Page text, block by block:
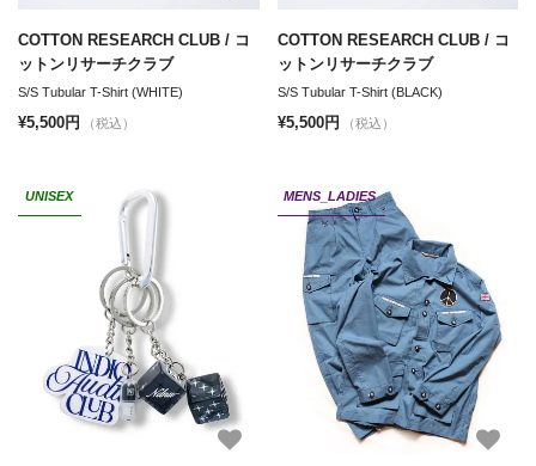
COTTON RESEARCH CLUB / コ
ットンリサーチクラブ
S/S Tubular T-Shirt (WHITE)
¥5,500円 （税込）
COTTON RESEARCH CLUB / コ
ットンリサーチクラブ
S/S Tubular T-Shirt (BLACK)
¥5,500円 （税込）
UNISEX MENS_LADIES